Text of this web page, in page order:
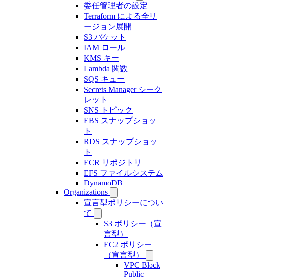
委任管理者の設定
Terraform による全リ
ージョン展開
S3 バケット
IAM ロール
KMS キー
Lambda 関数
SQS キュー
Secrets Manager シーク
レット
SNS トピック
EBS スナップショッ
ト
RDS スナップショッ
ト
ECR リポジトリ
EFS ファイルシステム
DynamoDB
Organizations
宣言型ポリシーについ
て
S3 ポリシー（宣
言型）
EC2 ポリシー
（宣言型）
VPC Block
Public